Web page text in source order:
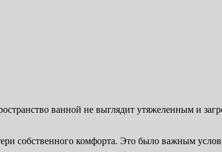
ванной не выглядит утяжеленным и
собственного комфорта. Это было важным